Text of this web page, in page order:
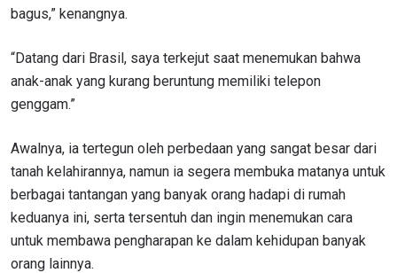
bagus,” kenangnya.
“Datang dari Brasil, saya terkejut saat menemukan bahwa
anak-anak yang kurang beruntung memiliki telepon
genggam.”
Awalnya, ia tertegun oleh perbedaan yang sangat besar dari
tanah kelahirannya, namun ia segera membuka matanya untuk
berbagai tantangan yang banyak orang hadapi di rumah
keduanya ini, serta tersentuh dan ingin menemukan cara
untuk membawa pengharapan ke dalam kehidupan banyak
orang lainnya.